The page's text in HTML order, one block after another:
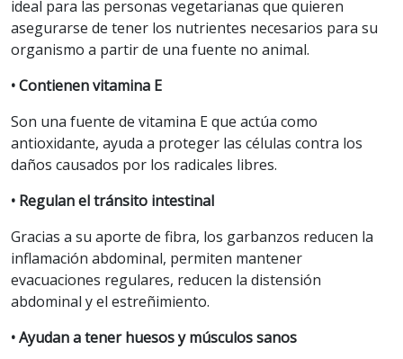
ideal para las personas vegetarianas que quieren
asegurarse de tener los nutrientes necesarios para su
organismo a partir de una fuente no animal.
• Contienen vitamina E
Son una fuente de vitamina E que actúa como
antioxidante, ayuda a proteger las células contra los
daños causados por los radicales libres.
• Regulan el tránsito intestinal
Gracias a su aporte de fibra, los garbanzos reducen la
inflamación abdominal, permiten mantener
evacuaciones regulares, reducen la distensión
abdominal y el estreñimiento.
• Ayudan a tener huesos y músculos sanos